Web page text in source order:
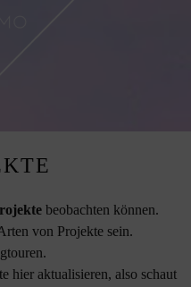
beobachten können.
von Projekte sein.
hier aktualisieren, also schaut